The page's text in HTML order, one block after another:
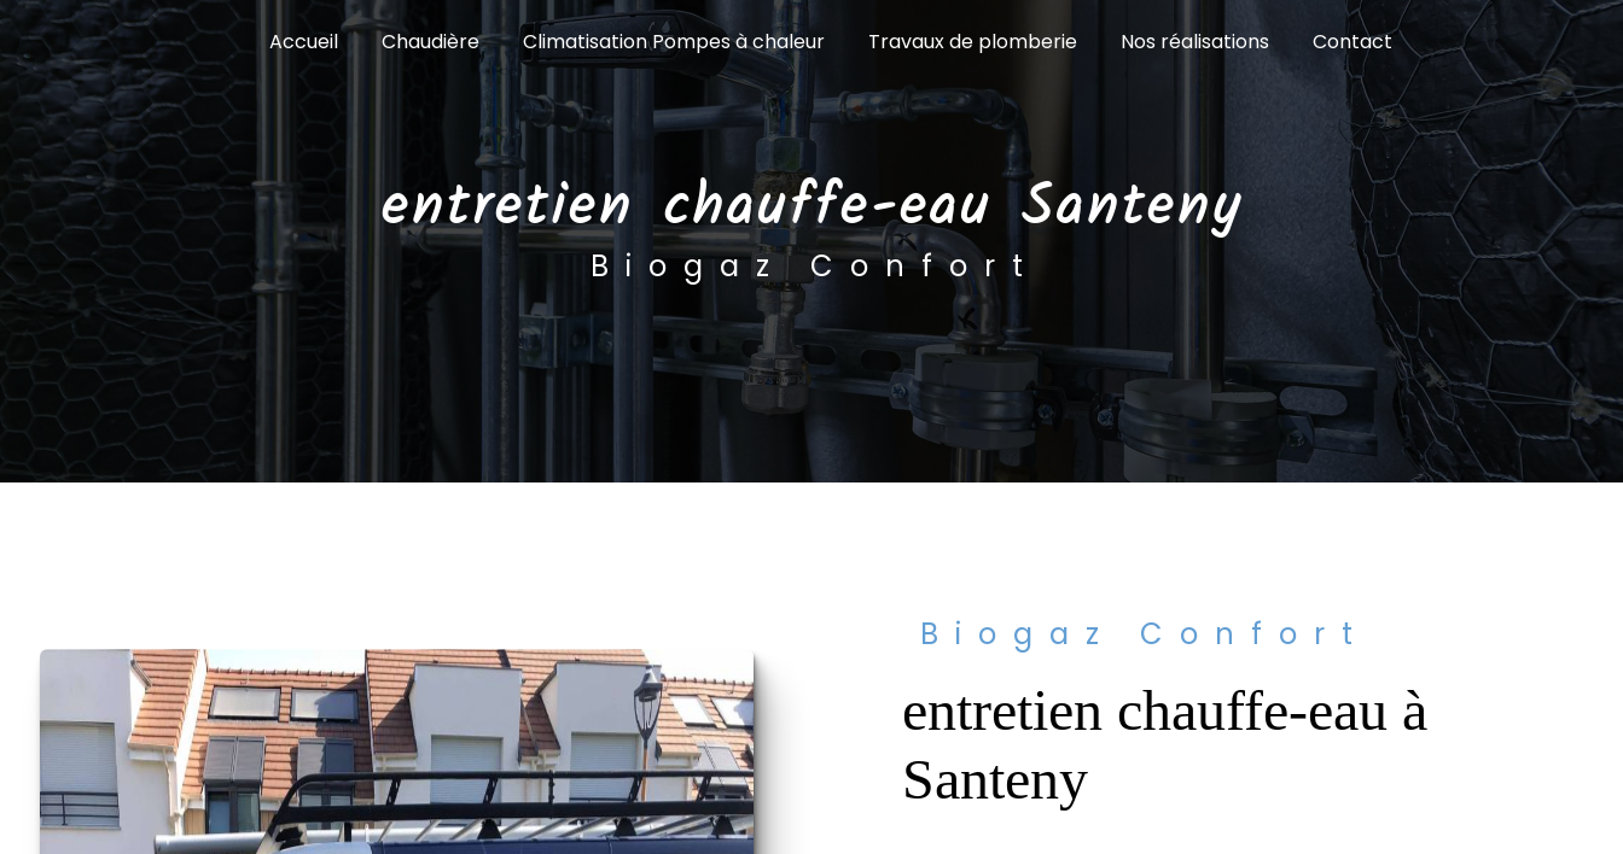
Accueil Chaudière Climatisation Pompes à chaleur Travaux de plomberie Nos réalisations Contact
entretien chauffe-eau Santeny
Biogaz Confort
Biogaz Confort
entretien chauffe-eau à
Santeny
Panneau de gestion des cookies